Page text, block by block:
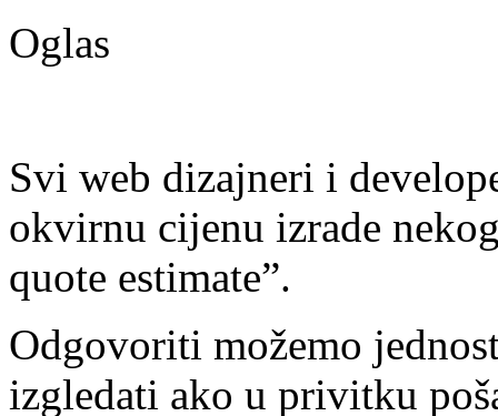
Oglas
Svi web dizajneri i
okvirnu cijenu izrade
quote estimate”.
Odgovoriti možemo
izgledati ako u privitku